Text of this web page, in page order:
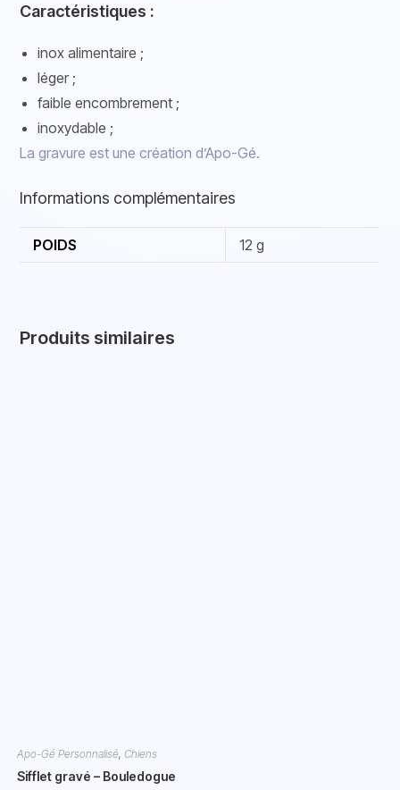
Caractéristiques :
inox alimentaire ;
léger ;
faible encombrement ;
inoxydable ;
La gravure est une création d’Apo-Gé.
Informations complémentaires
POIDS 12 g
Produits similaires
Apo-Gé Personnalisé, Chiens
Sifflet gravé – Bouledogue